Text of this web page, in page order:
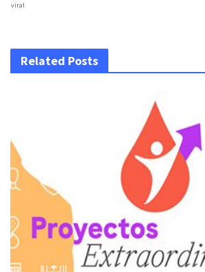
viral
Related Posts